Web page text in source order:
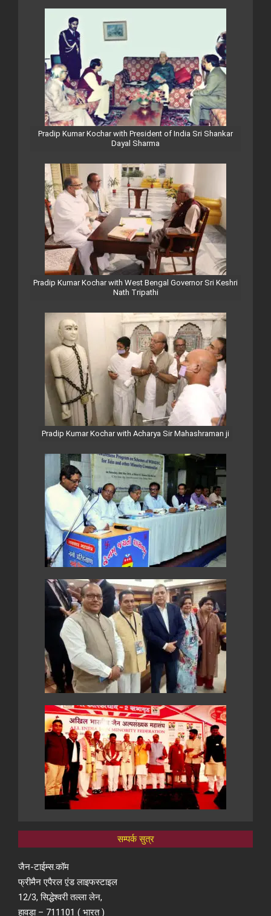
Pradip Kumar Kochar with President of India Sri Shankar
Dayal Sharma
Pradip Kumar Kochar with West Bengal Governor Sri Keshri
Nath Tripathi
Pradip Kumar Kochar with Acharya Sir Mahashraman ji
सम्पर्क सुत्र
जैन-टाईम्स.कॉम
फ्रीमैन एपैरल ए़ंड लाइफस्टाइल
12/3, सिद्धेश्वरी तल्ला लेन,
हावड़ा – 711101 ( भारत )